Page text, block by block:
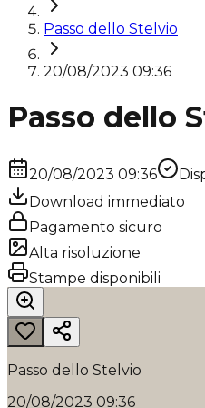
Passo dello Stelvio
20/08/2023 09:36
Passo dello
20/08/2023 09:36
Download immediato
Pagamento sicuro
Alta risoluzione
Stampe disponibili
Passo dello Stelvio
20/08/2023 09:36